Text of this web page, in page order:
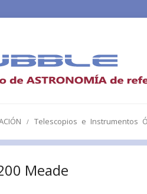
Telescopios e Instrumentos
Meade